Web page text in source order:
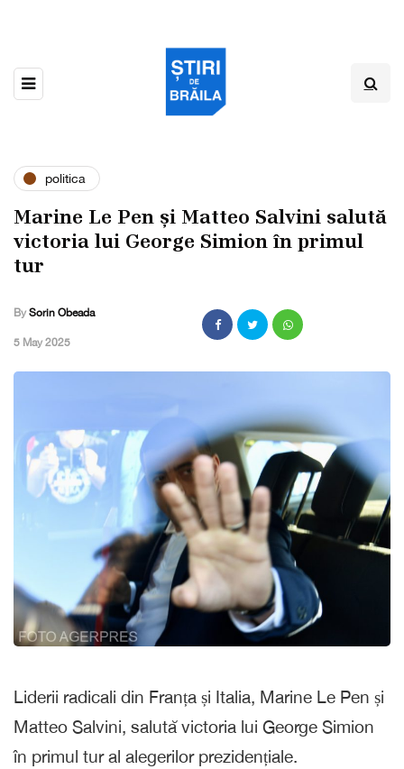
politica
Marine Le Pen și Matteo Salvini salută
victoria lui George Simion în primul
tur
By Sorin Obeada
,5 May 2025
Liderii radicali din Franța și Italia, Marine Le Pen și
Matteo Salvini, salută victoria lui George Simion
în primul tur al alegerilor prezidențiale.